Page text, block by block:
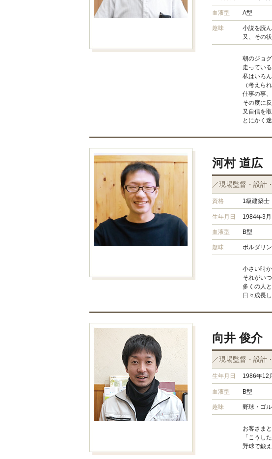
血液型 A型
趣味
小説を読
又、その
朝のジョ
走ってい
私はいろ
（考えら
仕事の事
その度に
又自信を
とにかく
河村 道広
／現場監督・設計
資格 1級建築士
生年月日 1984年3
血液型 B型
趣味 ボルダリ
小さい時
それがい
多くの人
日々成長
向井 俊介
／現場監督・設計
生年月日 1986年12
血液型 B型
趣味 野球・ゴ
お客さま
「こうし
野球で鍛